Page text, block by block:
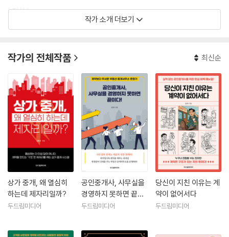
| 저서 |
《공인중개사, 생각부터 달라야 산다》
《당신이 지친 이유는 계약이 없어서다》
《공인중개사, 사무실을 경영하지 못하면 끝이다!》
《상가 중개, 왜 열심히 하는데 제자리일까?》는 열심히 뛰는데도 이상하게
계약이 적고, 상담은 많은데 돈이 남지 않는 공인중개사를 위한 책이다. 이
책은 상가 중개가 안 되는 이유를 노력 부족에서 찾지 않는다. 상담이 왜 대
화로 끝나는지, 전속을 왜 받아도 힘이 없는지, 권리금 앞에서 왜 계산이 멈
추는지, 현장에서 왜 설명은 넘치는데 결정은 없는지를 실제 컨설팅 장면
으로 끝까지 보여준다. 그리고 그 답을 막연한 동기부여가 아니라 질문의
순서, 결정의 문장, 보고의 기준, 문서의 흔적, 체크리스트의 구조로 바꿔
낸다. 결국 이 책은 더 많이 뛰는 법을 말하는 책이 아니라, 더 정확히 고정
해서 계약이 남는 구조를 만드는 책이다.
작가 소개 더보기
작가의 전체작품 최신순
상가 중개, 왜 열심히
하는데 제자리일까?
두드림미디어
공인중개사, 사무실을
경영하지 못하면 끝이
다!
두드림미디어
당신이 지친 이유는 계
약이 없어서다
두드림미디어